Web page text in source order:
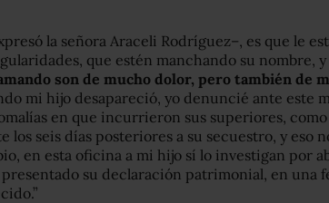
la señora Araceli Rodríguez–, es que le
que estén manchando su nombre, y
son de mucho dolor, pero también de
mi hijo desapareció, yo denuncié ante este
en que incurrieron sus superiores,
los seis días posteriores a su secuestro, y eso
en esta oficina a mi hijo sí lo investigan por
su declaración patrimonial, en una